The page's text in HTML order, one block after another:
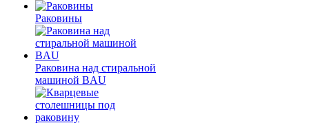
Раковины
Раковина над стиральной
машиной BAU